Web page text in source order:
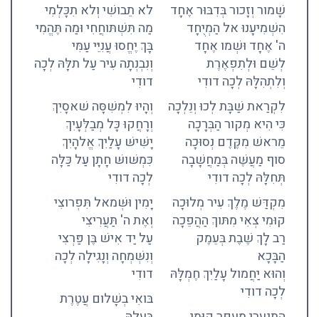
שָׁמור וְזָכור בְּדִבּוּר אֶחָד
הִשְׁמִיעָנוּ אל הַמְיֻחָד
ה' אֶחָד וּשְׁמו אֶחָד
לְשֵׁם וּלְתִפְאֶרֶת
וְלִתְהִלָּהּ לְכָה דודִי
לִקְרַאת שַׁבָּת לְכוּ וְנֵלְכָה
כִּי הִיא מְקור הַבְּרָכָה
מֵראשׁ מִקֶּדֶם נְסוּכָה
סוף מַעֲשֶּׁה בְּמַחֲשָׁבָה
תְּחִלָּהּ לְכָה דודִי
מִקְדַּשׁ מֶלֶךְ עִיר מְלוּכָה
קוּמִי צְאִי מִתּוךְ הַהֲפֵכָה
רַב לָךְ שֶׁבֶת בְּעֵמֶק
הַבָּכָא
וְהוּא יַחֲמול עָלַיִךְ חֶמְלָּהּ
לְכָה דודִי
לא תֵבושִׁי וְלא תִכָּלְמִי
מַה תִּשְׁתּוחֲחִי וּמַה תֶּהֱמִי
בָּךְ יֶחֱסוּ עֲנִיֵּי עַמִּי
וְנִבְנְתָה עִיר עַל תלָּהּ לְכָה
דודִי
וְהָיוּ לִמְשִׁסָּה שׁאסָיִךְ
וְרָחֲקוּ כָּל מְבַלְּעָיִךְ
יָשִּׁישּׁ עָלַיִךְ אֱלהָיִךְ
כִּמְשּׁושּׁ חָתָן עַל כַּלָּה
לְכָה דודִי
יָמִין וּשְּׁמאל תִּפְרוצִי
וְאֶת ה' תַּעֲרִיצִי
עַל יַד אִישׁ בֶּן פַּרְצִי
וְנִשְּׁמְחָה וְנָגִילָה לְכָה
דודִי
בּואִי בְשָׁלום עֲטֶרֶת